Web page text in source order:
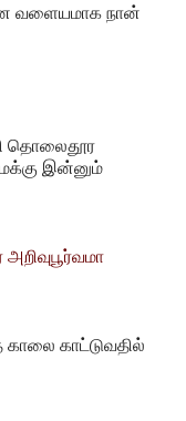
வளையமாக நான்
தொலைதூர
இன்னும்
காலை காட்டுவதில்